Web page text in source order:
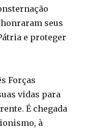
seus
e proteger
Forças
vidas para
É chegada
à